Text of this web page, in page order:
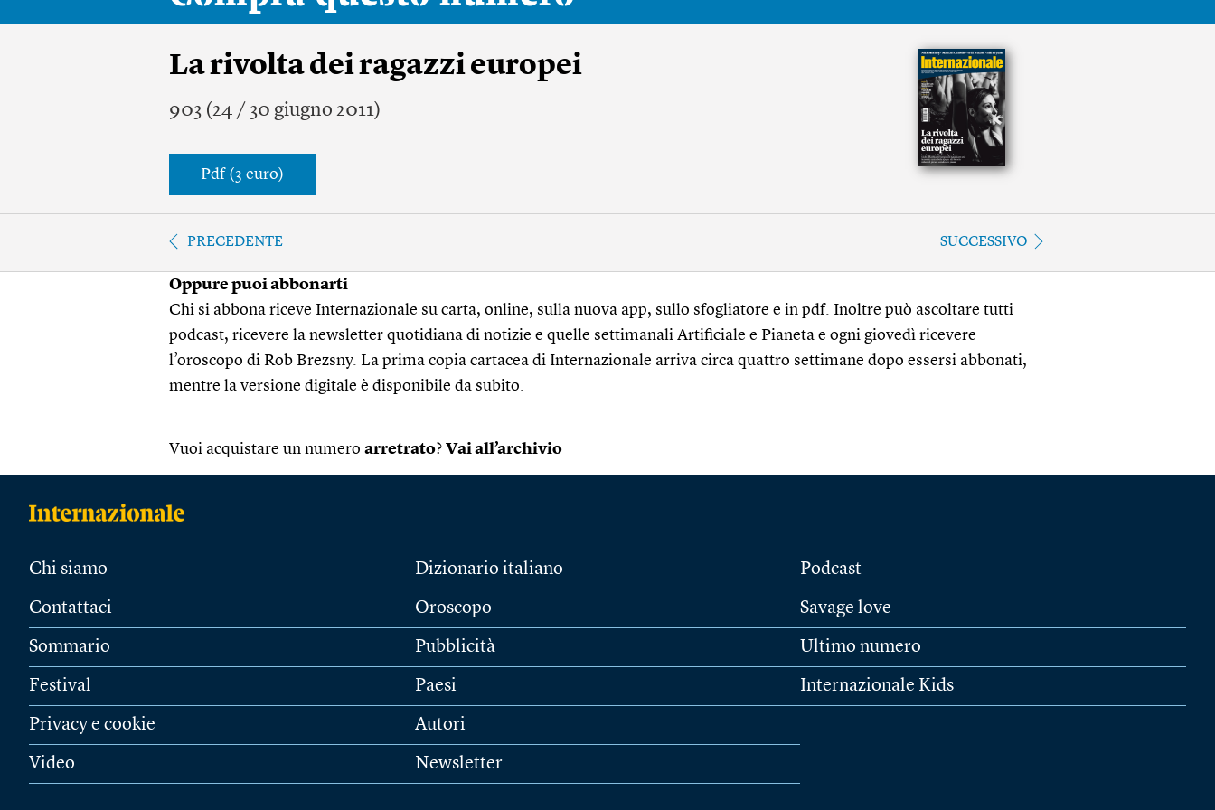
La rivolta dei ragazzi europei
903 (24 / 30 giugno 2011)
Pdf (3 euro)
PRECEDENTE SUCCESSIVO
Oppure puoi abbonarti
Chi si abbona riceve Internazionale su carta, online, sulla nuova app, sullo sfogliatore e in pdf. Inoltre può ascoltare tutti
podcast, ricevere la newsletter quotidiana di notizie e quelle settimanali Artificiale e Pianeta e ogni giovedì ricevere
l’oroscopo di Rob Brezsny. La prima copia cartacea di Internazionale arriva circa quattro settimane dopo essersi abbonati,
mentre la versione digitale è disponibile da subito.
Vuoi acquistare un numero arretrato? Vai all’archivio
Chi siamo
Contattaci
Sommario
Festival
Privacy e cookie
Video
Dizionario italiano
Oroscopo
Pubblicità
Paesi
Autori
Newsletter
Podcast
Savage love
Ultimo numero
Internazionale Kids